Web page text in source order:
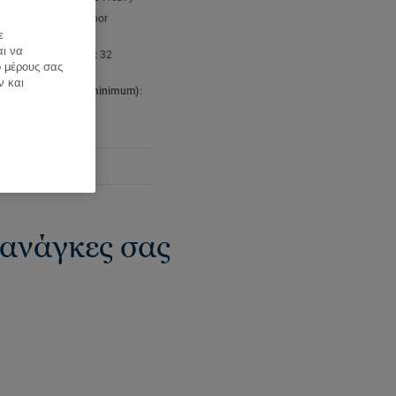
Laminate floor
classification: 32
board density (minimum):
σας
να
μέρους σας
και